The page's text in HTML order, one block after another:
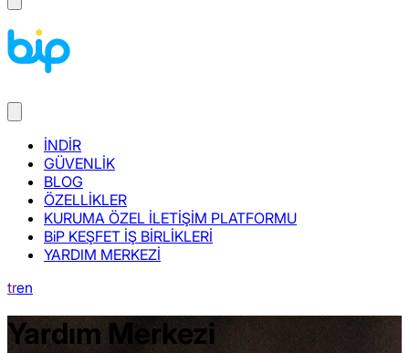
İNDİR
GÜVENLİK
BLOG
ÖZELLİKLER
KURUMA ÖZEL İLETİŞİM PLATFORMU
BiP KEŞFET İŞ BİRLİKLERİ
YARDIM MERKEZİ
tren
Yardım Merkezi